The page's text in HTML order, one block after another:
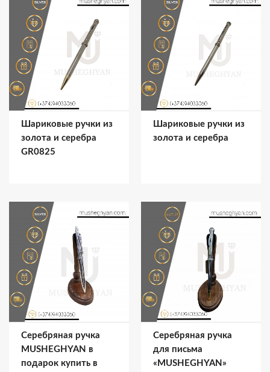
Шариковые ручки из
золота и серебра
GR0825
Шариковые ручки из
золота и серебра
Серебряная ручка
MUSHEGHYAN в
подарок купить в
Серебряная ручка
для письма
«MUSHEGHYAN»